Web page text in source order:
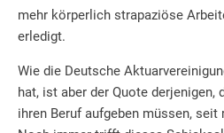
mehr körperlich strapaziöse
erledigt.
Wie die Deutsche
hat, ist aber der Quote derjenigen,
ihren Beruf aufgeben müssen,